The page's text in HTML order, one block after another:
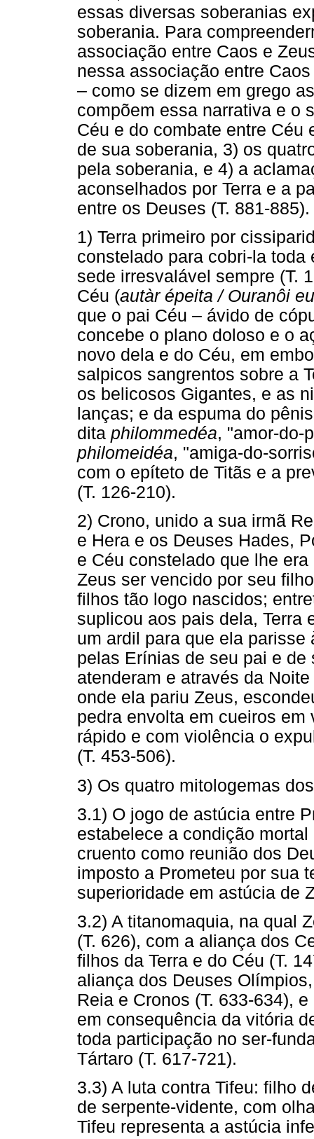
essas diversas soberanias
soberania. Para
associação entre Caos e
nessa associação entre
– como se dizem em grego
compõem essa narrativa e o
Céu e do combate entre Céu
de sua soberania, 3) os
pela soberania, e 4) a
aconselhados por Terra e a
entre os Deuses (T. 881-885).
1) Terra primeiro por
constelado para cobri-la
sede irresvalável sempre (T.
Céu (autàr épeita / Ouranôi
que o pai Céu – ávido de
concebe o plano doloso e o
novo dela e do Céu, em
salpicos sangrentos sobre a
os belicosos Gigantes, e as
lanças; e da espuma do
dita philommedéa, "amor-do-
philomeidéa, "amiga-do-
com o epíteto de Titãs e a
(T. 126-210).
2) Crono, unido a sua irmã
e Hera e os Deuses Hades,
e Céu constelado que lhe
Zeus ser vencido por seu
filhos tão logo nascidos;
suplicou aos pais dela, Terra
um ardil para que ela
pelas Erínias de seu pai e
atenderam e através da
onde ela pariu Zeus,
pedra envolta em cueiros
rápido e com violência o
(T. 453-506).
3) Os quatro mitologemas
3.1) O jogo de astúcia entre
estabelece a condição
cruento como reunião dos
imposto a Prometeu por sua
superioridade em astúcia de
3.2) A titanomaquia, na qual
(T. 626), com a aliança dos
filhos da Terra e do Céu (T.
aliança dos Deuses
Reia e Cronos (T. 633-634),
em consequência da vitória
toda participação no ser-
Tártaro (T. 617-721).
3.3) A luta contra Tifeu: filho
de serpente-vidente, com
Tifeu representa a astúcia